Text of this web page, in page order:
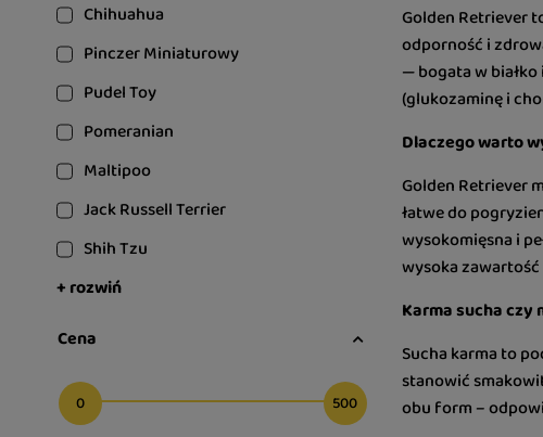
Chihuahua
Pinczer Miniaturowy
Pudel Toy
Pomeranian
Maltipoo
Jack Russell Terrier
Shih Tzu
+ rozwiń
Cena
0 500
Golden Retriever
odporność i
— bogata w
(glukozaminę i
Dlaczego warto
Golden Retriever
łatwe do
wysokomięsna i
wysoka
Karma sucha czy
Sucha karma to
stanowić
obu form –